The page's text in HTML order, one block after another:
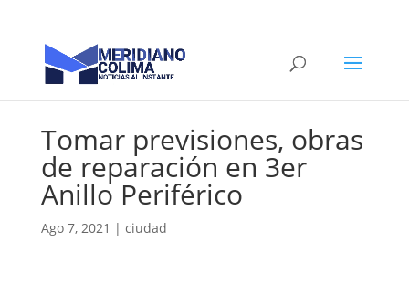
Tomar previsiones, obras
de reparación en 3er
Anillo Periférico
Ago 7, 2021 | ciudad